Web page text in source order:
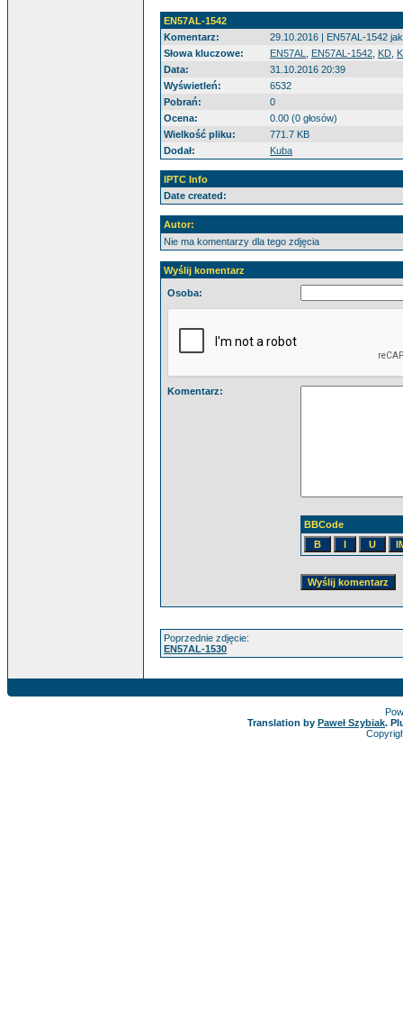
EN57AL-1542
Komentarz:
29.10.2016 | EN57AL-1542
Słowa kluczowe:
EN57AL EN57AL-1542 KD
Data:
31.10.2016 20:39
Wyświetleń:
6532
Pobrań:
0
Ocena:
0.00 (0 głosów)
Wielkość pliku:
771.7 KB
Dodał:
Kuba
IPTC Info
Date created:
Autor:
Nie ma komentarzy dla tego zdjęcia
Wyślij komentarz
Osoba:
Komentarz:
BBCode
Poprzednie zdjęcie:
EN57AL-1530
Translation by Paweł Szybiak.